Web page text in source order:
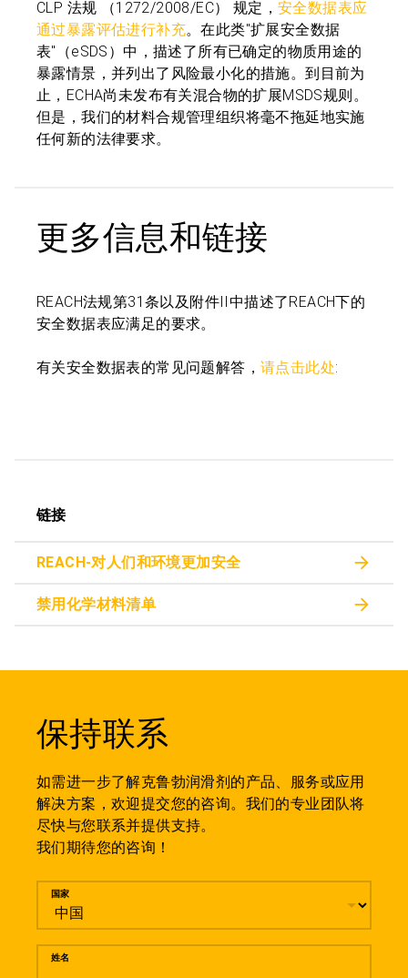
CLP 法规 （1272/2008/EC） 规定， 安全数据表应
通过暴露评估进行补充。在此类"扩展安全数据
表"（eSDS）中，描述了所有已确定的物质用途的
暴露情景，并列出了风险最小化的措施。到目前为
止，ECHA尚未发布有关混合物的扩展MSDS规则。
但是，我们的材料合规管理组织将毫不拖延地实施
任何新的法律要求。
更多信息和链接
REACH法规第31条以及附件II中描述了REACH下的
安全数据表应满足的要求。
有关安全数据表的常见问题解答， 请点击此处:
链接
REACH-对人们和环境更加安全
禁用化学材料清单
保持联系
如需进一步了解克鲁勃润滑剂的产品、服务或应用
解决方案，欢迎提交您的咨询。我们的专业团队将
尽快与您联系并提供支持。
我们期待您的咨询！
留言
国家
姓名